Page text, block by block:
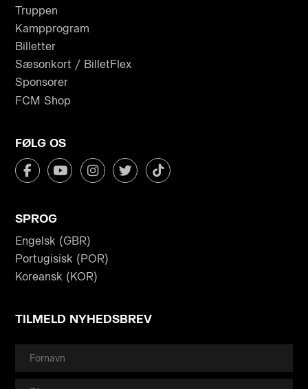
Truppen
Kampprogram
Billetter
Sæsonkort / BilletFlex
Sponsorer
FCM Shop
FØLG OS
SPROG
Engelsk (GBR)
Portugisisk (POR)
Koreansk (KOR)
TILMELD NYHEDSBREV